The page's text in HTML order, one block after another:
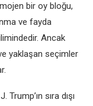
bir oy bloğu,
ve fayda
Ancak
yaklaşan seçimler
Trump’ın sıra dışı